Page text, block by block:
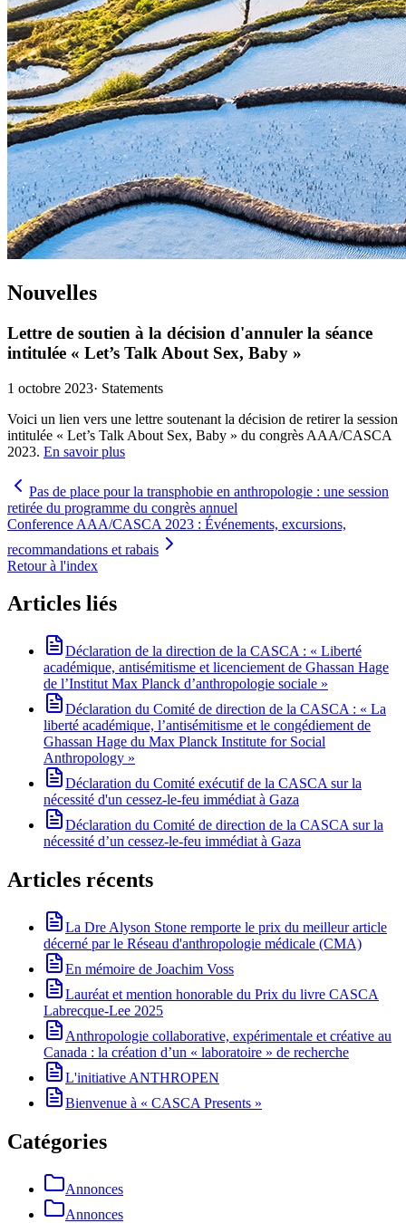
Nouvelles
Lettre de soutien à la décision d'annuler la séance
intitulée « Let’s Talk About Sex, Baby »
1 octobre 2023· Statements
Voici un lien vers une lettre soutenant la décision de retirer la session
intitulée « Let’s Talk About Sex, Baby » du congrès AAA/CASCA
2023. En savoir plus
Pas de place pour la transphobie en anthropologie : une session
retirée du programme du congrès annuel
Conference AAA/CASCA 2023 : Événements, excursions,
recommandations et rabais
Retour à l'index
Articles liés
Déclaration de la direction de la CASCA : « Liberté
académique, antisémitisme et licenciement de Ghassan Hage
de l’Institut Max Planck d’anthropologie sociale »
Déclaration du Comité de direction de la CASCA : « La
liberté académique, l’antisémitisme et le congédiement de
Ghassan Hage du Max Planck Institute for Social
Anthropology »
Déclaration du Comité exécutif de la CASCA sur la
nécessité d'un cessez-le-feu immédiat à Gaza
Déclaration du Comité de direction de la CASCA sur la
nécessité d’un cessez-le-feu immédiat à Gaza
Articles récents
La Dre Alyson Stone remporte le prix du meilleur article
décerné par le Réseau d'anthropologie médicale (CMA)
En mémoire de Joachim Voss
Lauréat et mention honorable du Prix du livre CASCA
Labrecque-Lee 2025
Anthropologie collaborative, expérimentale et créative au
Canada : la création d’un « laboratoire » de recherche
L'initiative ANTHROPEN
Bienvenue à « CASCA Presents »
Catégories
Annonces
Annonces